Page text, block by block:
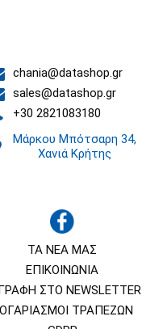
chania@datashop.gr
sales@datashop.gr
+30 2821083180
Μάρκου Μπότσαρη 34,
Χανιά Κρήτης
ΤΑ ΝΕΑ ΜΑΣ
ΕΠΙΚΟΙΝΩΝΙΑ
ΣΤΟ NEWSLETTER
ΤΡΑΠΕΖΩΝ